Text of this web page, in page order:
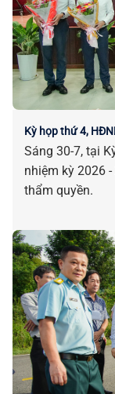
Kỳ họp thứ 4,
Sáng 30-7, tại
nhiệm kỳ 2026
thẩm quyền.